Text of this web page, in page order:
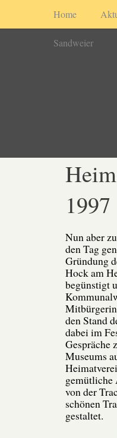
Home
Sandweier
1997
Nun aber
den Tag
Gründung
Hock am
begünstigt
den Stand
dabei im
Gespräche
Museums
gemütliche
von der
schönen
gestaltet.